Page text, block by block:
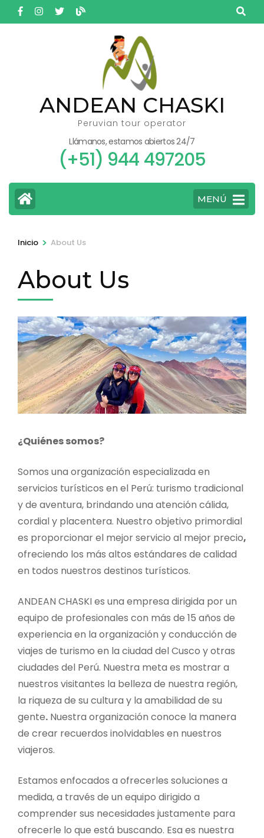
Saltar
al
ANDEAN CHASKI
Peruvian tour operator
Llámanos, estamos abiertos 24/7
(+51) 944 497205
MENÚ
Inicio > About Us
About Us
¿Quiénes somos?
Somos una organización especializada en
servicios turísticos en el Perú: turismo tradicional
y de aventura, brindando una atención cálida,
cordial y placentera. Nuestro objetivo primordial
es proporcionar el mejor servicio al mejor precio,
ofreciendo los más altos estándares de calidad
en todos nuestros destinos turísticos.
ANDEAN CHASKI es una empresa dirigida por un
equipo de profesionales con más de 15 años de
experiencia en la organización y conducción de
viajes de turismo en la ciudad del Cusco y otras
ciudades del Perú. Nuestra meta es mostrar a
nuestros visitantes la belleza de nuestra región,
la riqueza de su cultura y la amabilidad de su
gente. Nuestra organización conoce la manera
de crear recuerdos inolvidables en nuestros
viajeros.
Estamos enfocados a ofrecerles soluciones a
medida, a través de un equipo dirigido a
comprender sus necesidades justamente para
ofrecerle lo que está buscando. Esa es nuestra